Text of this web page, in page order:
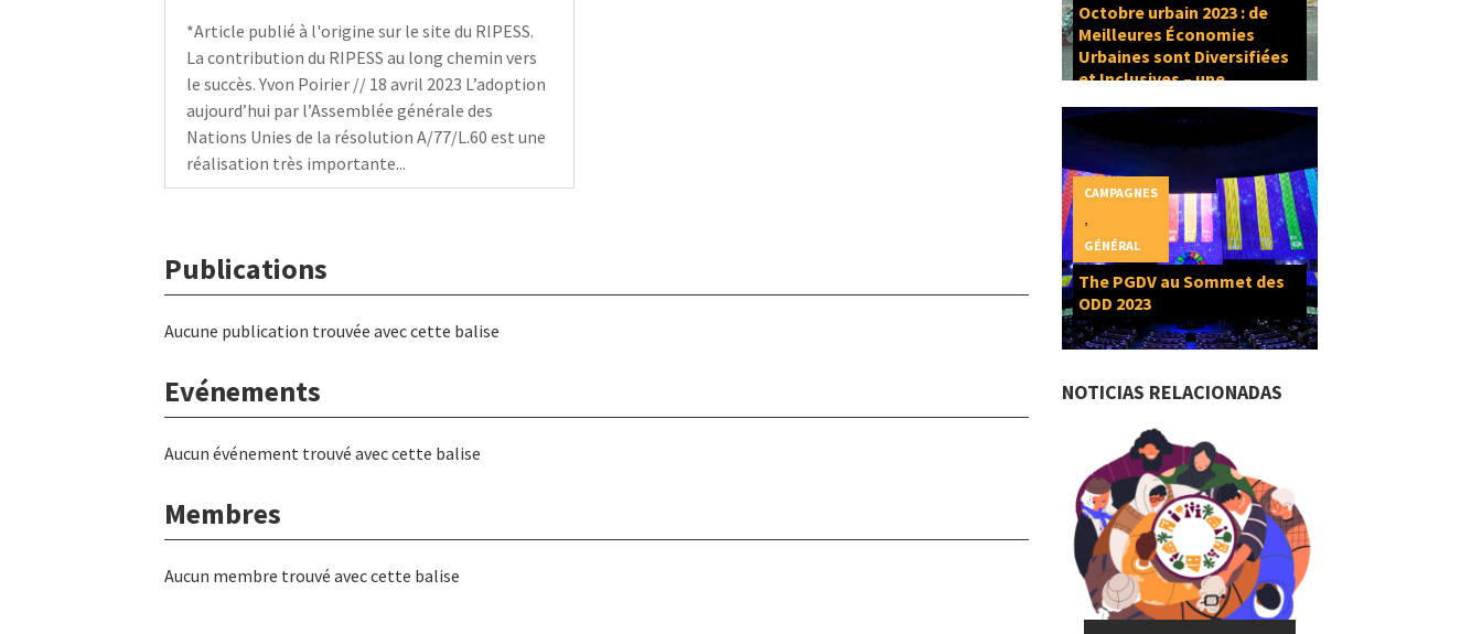
*Article publié à l'origine sur le site du RIPESS.
La contribution du RIPESS au long chemin vers
le succès. Yvon Poirier // 18 avril 2023 L’adoption
aujourd’hui par l’Assemblée générale des
Nations Unies de la résolution A/77/L.60 est une
réalisation très importante...
Publications
Aucune publication trouvée avec cette balise
Evénements
Aucun événement trouvé avec cette balise
Membres
Aucun membre trouvé avec cette balise
Octobre urbain 2023 : de
Meilleures Économies
Urbaines sont Diversifiées
et Inclusives – une
Ville
The PGDV au Sommet des
ODD 2023
CAMPAGNES
GÉNÉRAL
NOTICIAS RELACIONADAS